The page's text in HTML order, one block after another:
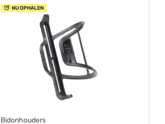
NU OPHALEN
Bidonhouders